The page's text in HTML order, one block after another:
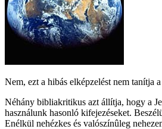
Nem, ezt a hibás elképzelést nem tanítja
Néhány bibliakritikus azt állítja, hogy a
használunk hasonló kifejezéseket.
Enélkül nehézkes és valószínûleg